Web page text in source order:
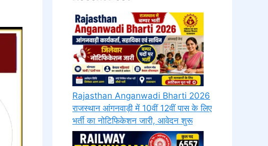
Rajasthan Anganwadi Bharti 2026
राजस्थान आंगनवाड़ी में 10वीं 12वीं पास के लिए
भर्ती का नोटिफिकेशन जारी, आवेदन शुरू